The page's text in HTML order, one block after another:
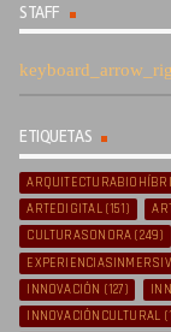
STAFF
ETIQUETAS
ARTEDIGITAL(151)
CULTURASONORA (249)
INNOVACIÓN (127)
INNOVACIÓNCULTURAL